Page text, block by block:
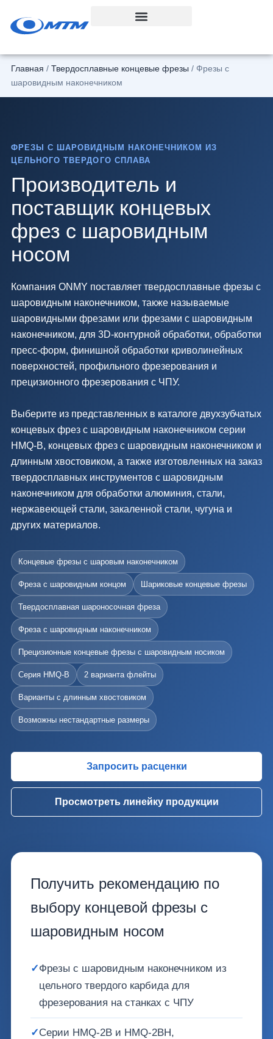
Главная / Твердосплавные концевые фрезы / Фрезы с
шаровидным наконечником
ФРЕЗЫ С ШАРОВИДНЫМ НАКОНЕЧНИКОМ ИЗ
ЦЕЛЬНОГО ТВЕРДОГО СПЛАВА
Производитель и
поставщик концевых
фрез с шаровидным
носом
Компания ONMY поставляет твердосплавные фрезы с
шаровидным наконечником, также называемые
шаровидными фрезами или фрезами с шаровидным
наконечником, для 3D-контурной обработки, обработки
пресс-форм, финишной обработки криволинейных
поверхностей, профильного фрезерования и
прецизионного фрезерования с ЧПУ.
Выберите из представленных в каталоге двухзубчатых
концевых фрез с шаровидным наконечником серии
HMQ-B, концевых фрез с шаровидным наконечником и
длинным хвостовиком, а также изготовленных на заказ
твердосплавных инструментов с шаровидным
наконечником для обработки алюминия, стали,
нержавеющей стали, закаленной стали, чугуна и
других материалов.
Концевые фрезы с шаровым наконечником
Фреза с шаровидным концом Шариковые концевые фрезы
Твердосплавная шароносочная фреза
Фреза с шаровидным наконечником
Прецизионные концевые фрезы с шаровидным носиком
Серия HMQ-B 2 варианта флейты
Варианты с длинным хвостовиком
Возможны нестандартные размеры
Запросить расценки
Просмотреть линейку продукции
Получить рекомендацию по
выбору концевой фрезы с
шаровидным носом
✓Фрезы с шаровидным наконечником из
цельного твердого карбида для
фрезерования на станках с ЧПУ
✓Серии HMQ-2B и HMQ-2BH,